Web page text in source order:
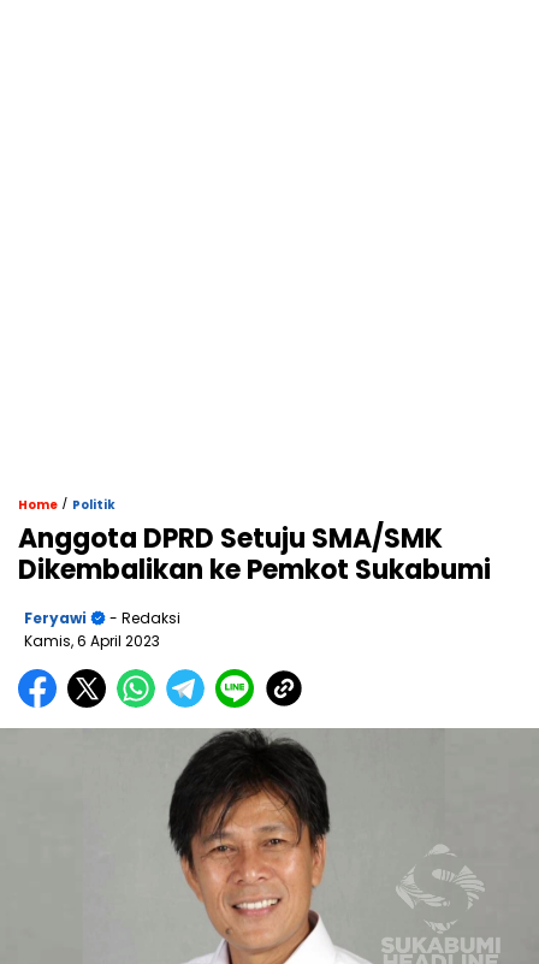
Home / Politik
Anggota DPRD Setuju SMA/SMK
Dikembalikan ke Pemkot Sukabumi
Feryawi
- Redaksi
Kamis, 6 April 2023